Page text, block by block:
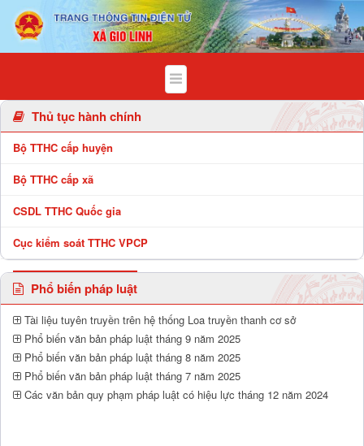
Chi tiết bài viết - Xã Gio Linh
Thủ tục hành chính
Bộ TTHC cấp huyện
Bộ TTHC cấp xã
CSDL TTHC Quốc gia
Cục kiểm soát TTHC VPCP
Phổ biến pháp luật
Tài liệu tuyên truyền trên hệ thống Loa truyền thanh cơ sở
Phổ biến văn bản pháp luật tháng 9 năm 2025
Phổ biến văn bản pháp luật tháng 8 năm 2025
Phổ biến văn bản pháp luật tháng 7 năm 2025
Các văn bản quy phạm pháp luật có hiệu lực tháng 12 năm 2024